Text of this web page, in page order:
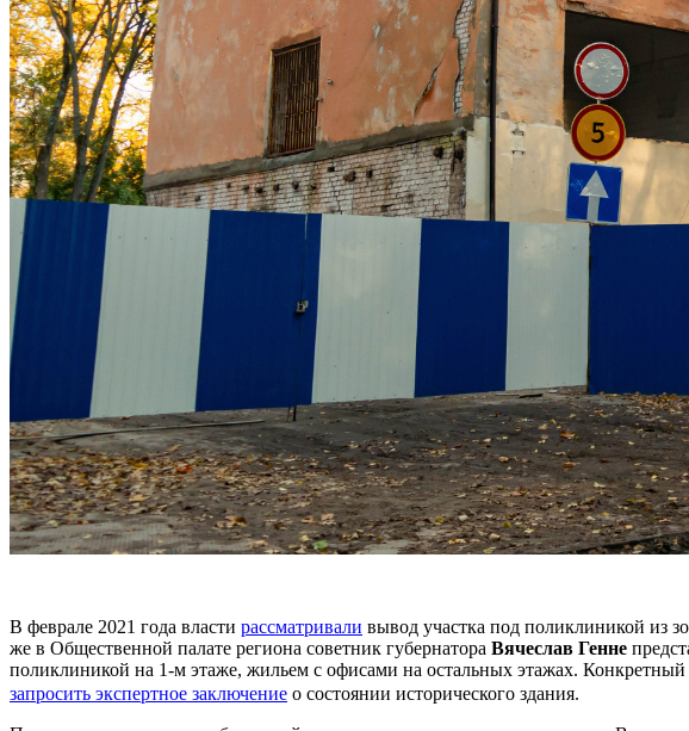
В феврале 2021 года власти рассматривали вывод участка под поликлиникой из
же в Общественной палате региона советник губернатора Вячеслав Генне
поликлиникой на 1-м этаже, жильем с офисами на остальных этажах.
запросить экспертное заключение о состоянии исторического здания.